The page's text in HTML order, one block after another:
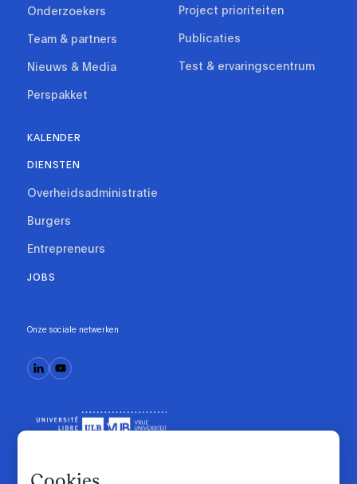
Onderzoekers
Team & partners
Nieuws & Media
Perspakket
Project prioriteiten
Publicaties
Test & ervaringscentrum
KALENDER
DIENSTEN
Overheidsadministratie
Burgers
Entrepreneurs
JOBS
Onze sociale netwerken